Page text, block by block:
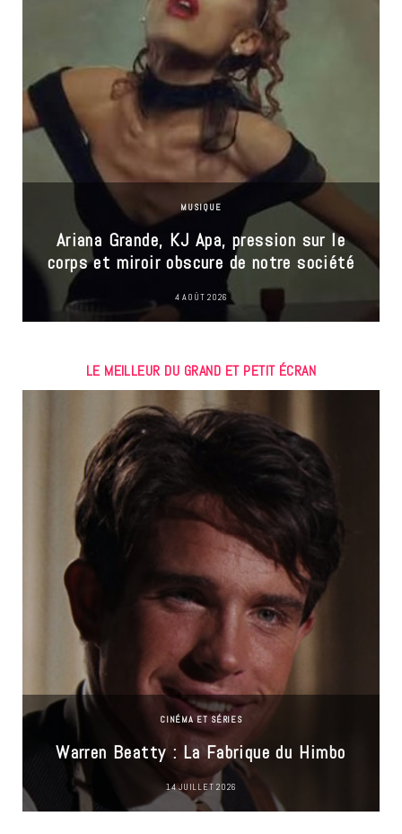
MUSIQUE
Ariana Grande, KJ Apa, pression sur le
corps et miroir obscure de notre société
4 AOÛT 2026
LE MEILLEUR DU GRAND ET PETIT ÉCRAN
CINÉMA ET SÉRIES
Warren Beatty : La Fabrique du Himbo
14 JUILLET 2026